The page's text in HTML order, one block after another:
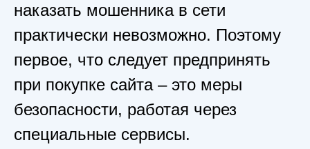
наказать мошенника в сети
практически невозможно. Поэтому
первое, что следует предпринять
при покупке сайта – это меры
безопасности, работая через
специальные сервисы.